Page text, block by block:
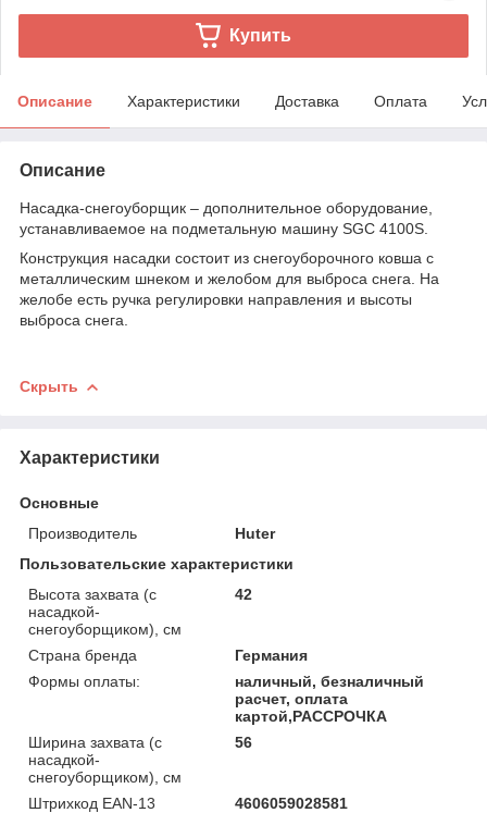
Купить
Описание Характеристики Доставка Оплата
Описание
Насадка-снегоуборщик – дополнительное оборудование,
устанавливаемое на подметальную машину SGC 4100S.
Конструкция насадки состоит из снегоуборочного ковша с
металлическим шнеком и желобом для выброса снега. На
желобе есть ручка регулировки направления и высоты
выброса снега.
Скрыть
Характеристики
Основные
Производитель
Huter
Пользовательские характеристики
Высота захвата (с
насадкой-
снегоуборщиком), см
42
Страна бренда
Германия
Формы оплаты:
наличный, безналичный
расчет, оплата
картой,РАССРОЧКА
Ширина захвата (с
насадкой-
снегоуборщиком), см
56
Штрихкод EAN-13 4606059028581